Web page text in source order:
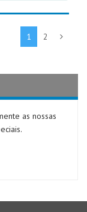
1 2
as nossas